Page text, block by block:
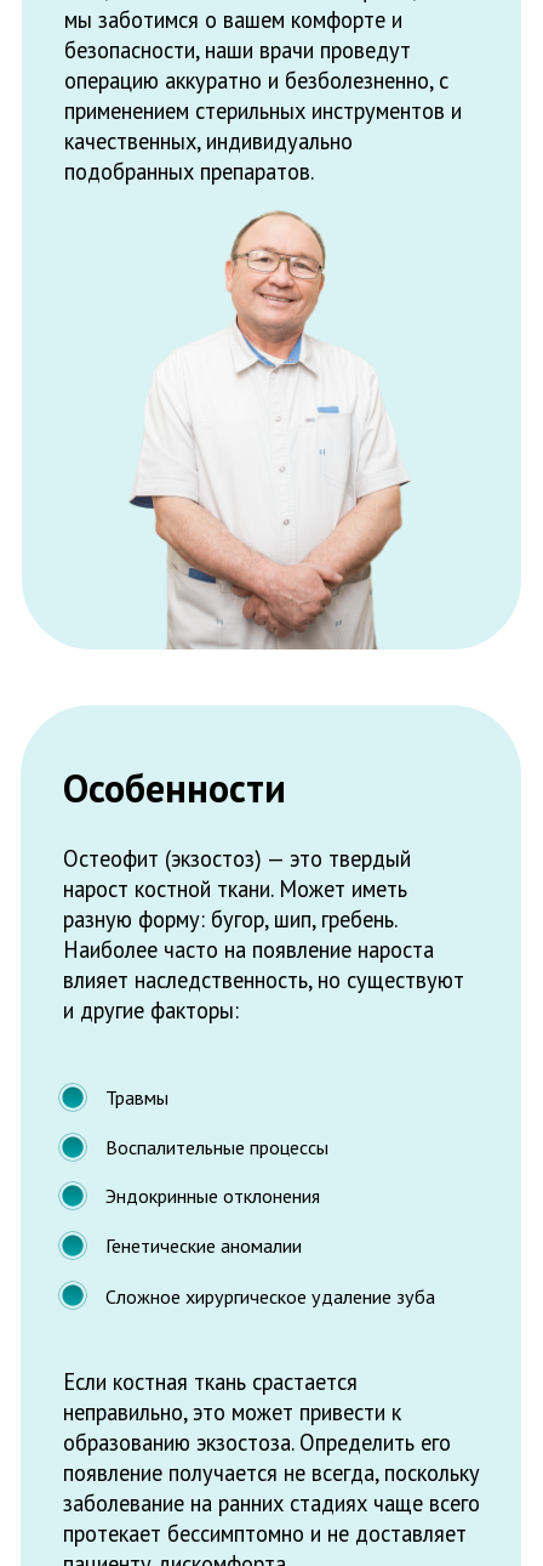
Особенности
Остеофит (экзостоз) — это твердый
нарост костной ткани. Может иметь
разную форму: бугор, шип, гребень.
Наиболее часто на появление нароста
влияет наследственность, но существуют
Если костная ткань срастается
неправильно, это может привести к
заболевание на ранних стадиях чаще всего
протекает бессимптомно и не доставляет
пациенту дискомфорта.
Воспалительные процессы
Сложное хирургическое удаление зуба
Генетические аномалии
Показания к удалению
Иногда новообразование рассасывается
самостоятельно и не вызывает
беспокойства. Однако разрастание нароста
может привести к нарушениям в строении
челюсти, смещению зубов, неправильному
прикусу. В объеме может достигать
размеров небольшого яблока, чем